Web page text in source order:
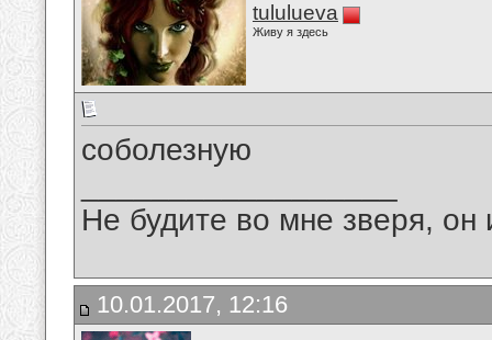
tululueva
Живу я здесь
соболезную
Не будите во мне зверя, он
10.01.2017, 12:16